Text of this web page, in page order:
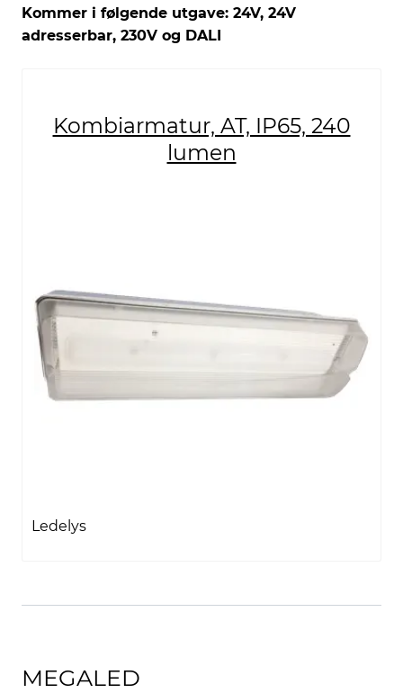
Kommer i følgende utgave: 24V, 24V
adresserbar, 230V og DALI
Kombiarmatur, AT, IP65, 240
lumen
Ledelys
MEGALED